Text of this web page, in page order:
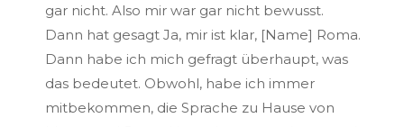
gar nicht. Also mir war gar nicht bewusst.
Dann hat gesagt Ja, mir ist klar, [Name] Roma.
Dann habe ich mich gefragt überhaupt, was
das bedeutet. Obwohl, habe ich immer
mitbekommen, die Sprache zu Hause von